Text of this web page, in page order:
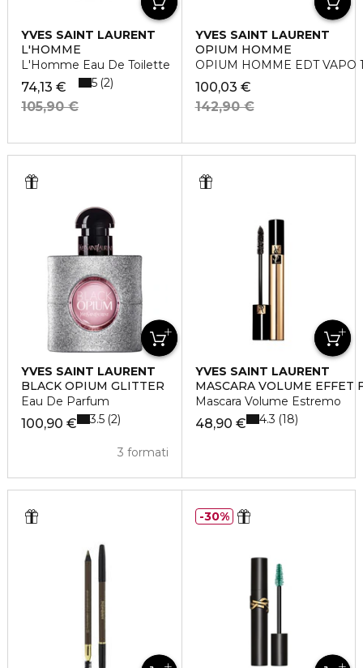
YVES SAINT LAURENT
L'HOMME
L'Homme Eau De Toilette
74,13 €
105,90 €
5 2
YVES SAINT LAURENT
OPIUM HOMME
OPIUM HOMME EDT VAPO
100,03 €
142,90 €
YVES SAINT LAURENT
BLACK OPIUM GLITTER
Eau De Parfum
100,90 €
3 formati
3.5 2
YVES SAINT LAURENT
MASCARA VOLUME EFFET
Mascara Volume Estremo
48,90 € 4.3 18
30%